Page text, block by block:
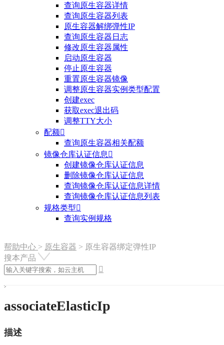
查询原生容器详情
查询原生容器列表
原生容器解绑弹性IP
查询原生容器日志
修改原生容器属性
启动原生容器
停止原生容器
重置原生容器镜像
调整原生容器实例类型配置
创建exec
获取exec退出码
调整TTY大小
配额
查询原生容器相关配额
镜像仓库认证信息 
创建镜像仓库认证信息
删除镜像仓库认证信息
查询镜像仓库认证信息详情
查询镜像仓库认证信息列表
规格类型
查询实例规格
帮助中心 > 原生容器 > 原生容器绑定弹性IP
搜本产品

associateElasticIp
描述